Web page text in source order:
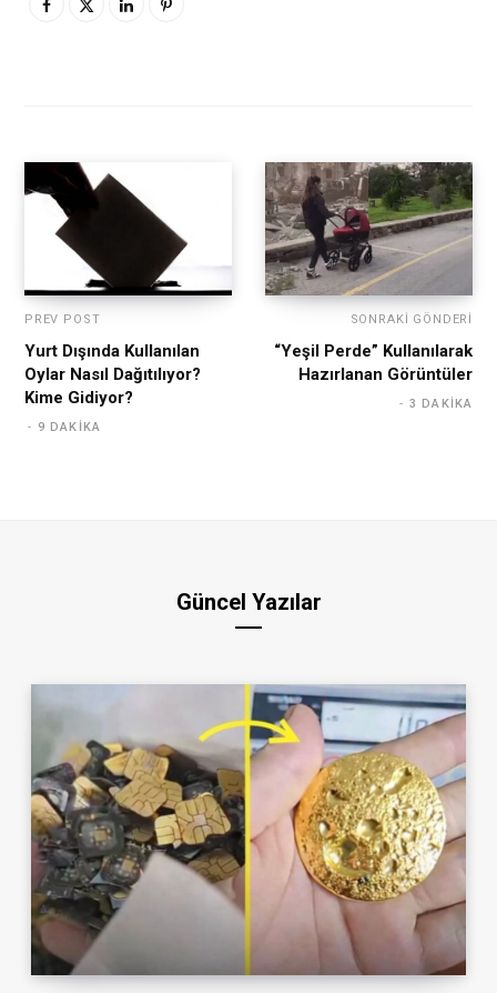
PREV POST
Yurt Dışında Kullanılan
Oylar Nasıl Dağıtılıyor?
Kime Gidiyor?
9 DAKIKA
SONRAKI GÖNDERI
“Yeşil Perde” Kullanılarak
Hazırlanan Görüntüler
3 DAKIKA
Güncel Yazılar